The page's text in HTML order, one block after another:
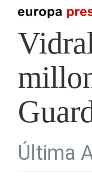
Última